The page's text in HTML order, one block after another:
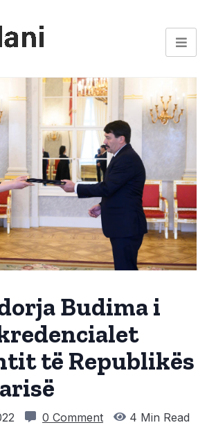
Budima i
të Republikës
0 Comment 4 Min Read